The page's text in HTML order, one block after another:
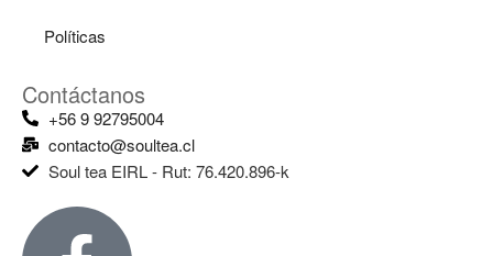
Políticas
Contáctanos
+56 9 92795004
contacto@soultea.cl
Soul tea EIRL - Rut: 76.420.896-k